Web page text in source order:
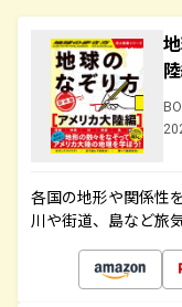
各国の地形や関係性
川や街道、島など旅